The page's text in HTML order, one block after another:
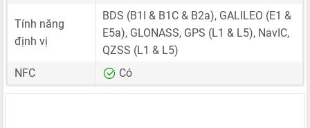
Tính năng
định vị
BDS (B1I & B1C & B2a), GALILEO (E1 &
E5a), GLONASS, GPS (L1 & L5), NavIC,
QZSS (L1 & L5)
NFC
Có